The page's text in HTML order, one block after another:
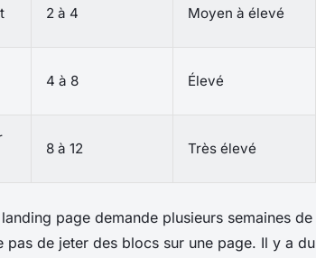
2 à 4 Moyen à élevé
4 à 8 Élevé
8 à 12 Très élevé
page demande plusieurs semaines de
pas de jeter des blocs sur une page. Il y a du